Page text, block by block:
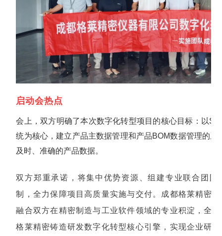
启动会热点
会上，双方明确了本次数字化转型项目的核心目标：以
统为核心，建立产品主数据管理和产品BOM数据管理的
及时、准确的产品数据。
双方郑重承诺，将集中优势资源、组建专业联合团
制，全力保障项目高质量实施与交付。成都格莱精密
融合双方在精密制造与工业软件领域的专业积淀，全
格莱精密铸造研发数字化转型核心引擎，实现企业研